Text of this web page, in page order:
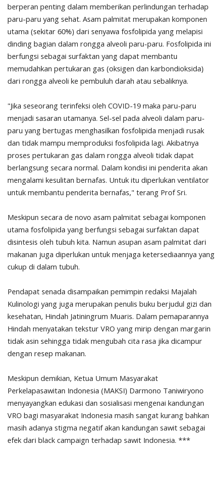
berperan penting dalam memberikan perlindungan terhadap
paru-paru yang sehat. Asam palmitat merupakan komponen
utama (sekitar 60%) dari senyawa fosfolipida yang melapisi
dinding bagian dalam rongga alveoli paru-paru. Fosfolipida ini
berfungsi sebagai surfaktan yang dapat membantu
memudahkan pertukaran gas (oksigen dan karbondioksida)
dari rongga alveoli ke pembuluh darah atau sebaliknya.
"Jika seseorang terinfeksi oleh COVID-19 maka paru-paru
menjadi sasaran utamanya. Sel-sel pada alveoli dalam paru-
paru yang bertugas menghasilkan fosfolipida menjadi rusak
dan tidak mampu memproduksi fosfolipida lagi. Akibatnya
proses pertukaran gas dalam rongga alveoli tidak dapat
berlangsung secara normal. Dalam kondisi ini penderita akan
mengalami kesulitan bernafas. Untuk itu diperlukan ventilator
untuk membantu penderita bernafas," terang Prof Sri.
Meskipun secara de novo asam palmitat sebagai komponen
utama fosfolipida yang berfungsi sebagai surfaktan dapat
disintesis oleh tubuh kita. Namun asupan asam palmitat dari
makanan juga diperlukan untuk menjaga ketersediaannya yang
cukup di dalam tubuh.
Pendapat senada disampaikan pemimpin redaksi Majalah
Kulinologi yang juga merupakan penulis buku berjudul gizi dan
kesehatan, Hindah Jatiningrum Muaris. Dalam pemaparannya
Hindah menyatakan tekstur VRO yang mirip dengan margarin
tidak asin sehingga tidak mengubah cita rasa jika dicampur
dengan resep makanan.
Meskipun demikian, Ketua Umum Masyarakat
Perkelapasawitan Indonesia (MAKSI) Darmono Taniwiryono
menyayangkan edukasi dan sosialisasi mengenai kandungan
VRO bagi masyarakat Indonesia masih sangat kurang bahkan
masih adanya stigma negatif akan kandungan sawit sebagai
efek dari black campaign terhadap sawit Indonesia. ***